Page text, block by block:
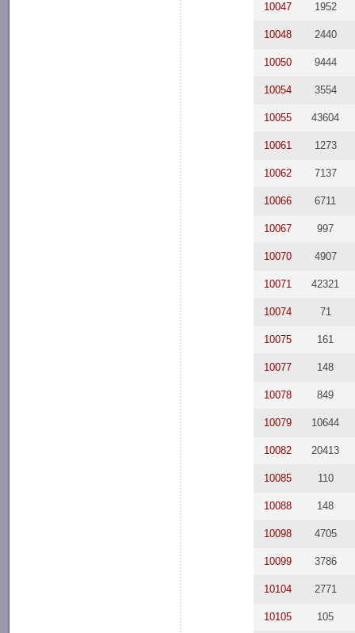
10047 1952
10048 2440
10050 9444
10054 3554
10055 43604
10061 1273
10062 7137
10066 6711
10067 997
10070 4907
10071 42321
10074 71
10075 161
10077 148
10078 849
10079 10644
10082 20413
10085 110
10088 148
10098 4705
10099 3786
10104 2771
10105 105